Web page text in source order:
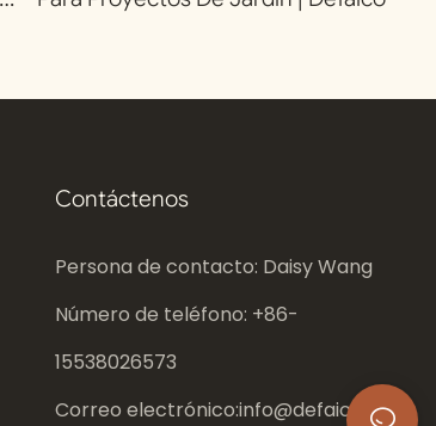
Contáctenos
Persona de contacto: Daisy Wang
Número de teléfono: +86-
15538026573
Correo electrónico:info@defaico.com